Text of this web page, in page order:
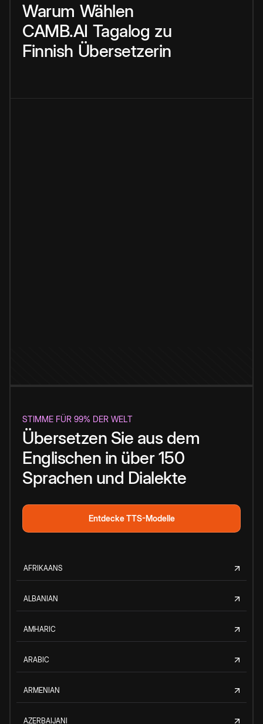
Warum Wählen
CAMB.AI Tagalog zu
Finnish Übersetzerin
STIMME FÜR 99% DER WELT
Übersetzen Sie aus dem
Englischen in über 150
Sprachen und Dialekte
Entdecke TTS-Modelle
AFRIKAANS
ALBANIAN
AMHARIC
ARABIC
ARMENIAN
AZERBAIJANI